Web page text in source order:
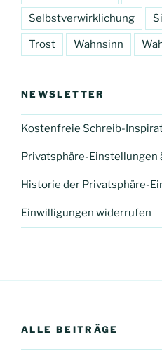
Selbstverwirklichung
Trost Wahnsinn
NEWSLETTER
Kostenfreie Schreib-
Privatsphäre-Einstellungen
Historie der Privatsphäre-
Einwilligungen widerrufen
ALLE BEITRÄGE